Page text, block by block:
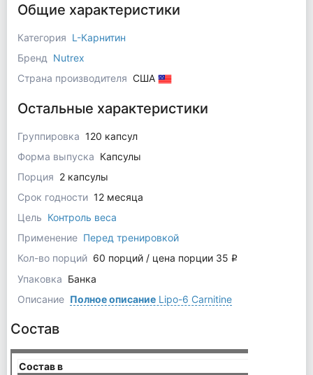
Общие характеристики
Категория L-Карнитин
Бренд
Nutrex
Страна производителя США
Остальные характеристики
Группировка 120 капсул
Форма выпуска Капсулы
Порция 2 капсулы
Срок годности 12 месяца
Цель Контроль веса
Применение Перед тренировкой
Кол-во порций 60 порций / цена порции 35 q
Упаковка Банка
Описание Полное описаниеLipo-6 Carnitine
Состав
Состав в